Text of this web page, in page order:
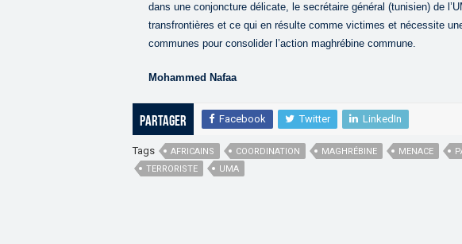
dans une conjoncture délicate, le secrétaire général (tunisien) de
transfrontières et ce qui en résulte comme victimes et nécessite
communes pour consolider l’action maghrébine commune.
Mohammed Nafaa
Partager Facebook Twitter LinkedIn
Tags AFRICAINS COORDINATION MAGHRÉBINE MENACE
TERRORISTE
UMA